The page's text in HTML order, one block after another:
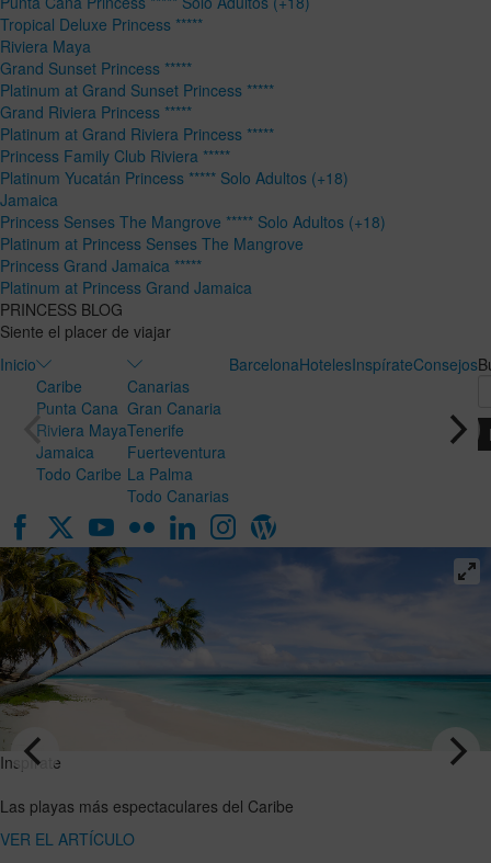
Tropical Deluxe Princess *****
Riviera Maya
Grand Sunset Princess *****
Platinum at Grand Sunset Princess *****
Grand Riviera Princess *****
Platinum at Grand Riviera Princess *****
Princess Family Club Riviera *****
Platinum Yucatán Princess ***** Solo Adultos (+18)
Jamaica
Princess Senses The Mangrove ***** Solo Adultos (+18)
Platinum at Princess Senses The Mangrove
Princess Grand Jamaica *****
Platinum at Princess Grand Jamaica
PRINCESS BLOG
Siente el placer de viajar
Inicio
Caribe
Punta Cana
Riviera Maya
Jamaica
Todo Caribe
Canarias
Gran Canaria
Tenerife
Fuerteventura
La Palma
Todo Canarias
BarcelonaHotelesInspírateConsejos
Inspírate
VER EL
miel en
ideal para